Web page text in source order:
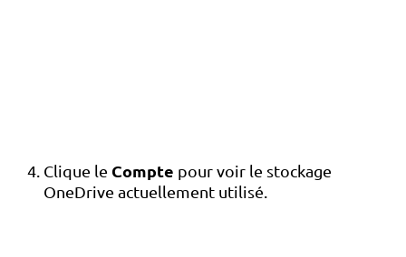
Clique le Compte pour voir le stockage
OneDrive actuellement utilisé.